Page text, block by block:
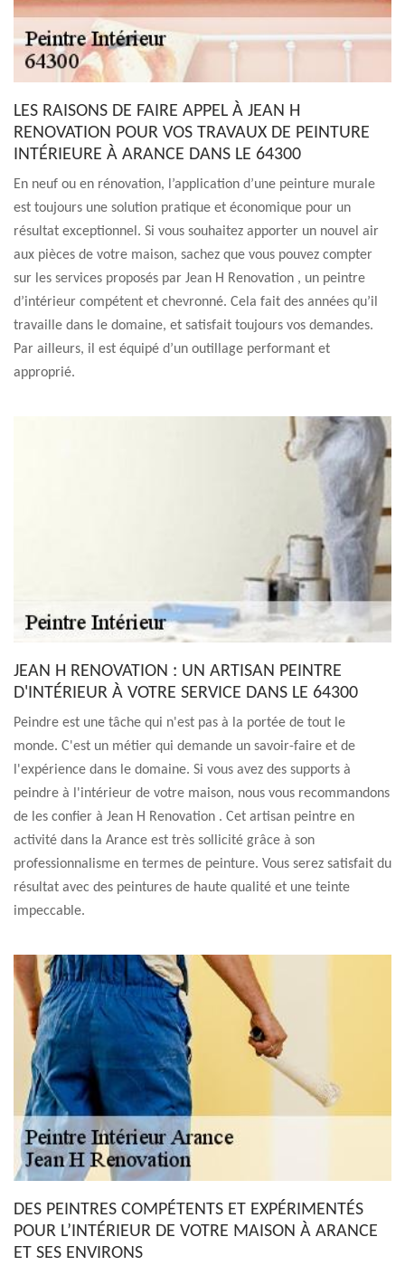
LES RAISONS DE FAIRE APPEL À JEAN H
RENOVATION POUR VOS TRAVAUX DE PEINTURE
INTÉRIEURE À ARANCE DANS LE 64300
En neuf ou en rénovation, l’application d’une peinture murale
est toujours une solution pratique et économique pour un
résultat exceptionnel. Si vous souhaitez apporter un nouvel air
aux pièces de votre maison, sachez que vous pouvez compter
sur les services proposés par Jean H Renovation , un peintre
d’intérieur compétent et chevronné. Cela fait des années qu’il
travaille dans le domaine, et satisfait toujours vos demandes.
Par ailleurs, il est équipé d’un outillage performant et
approprié.
JEAN H RENOVATION : UN ARTISAN PEINTRE
D'INTÉRIEUR À VOTRE SERVICE DANS LE 64300
Peindre est une tâche qui n'est pas à la portée de tout le
monde. C'est un métier qui demande un savoir-faire et de
l'expérience dans le domaine. Si vous avez des supports à
peindre à l'intérieur de votre maison, nous vous recommandons
de les confier à Jean H Renovation . Cet artisan peintre en
activité dans la Arance est très sollicité grâce à son
professionnalisme en termes de peinture. Vous serez satisfait du
résultat avec des peintures de haute qualité et une teinte
impeccable.
DES PEINTRES COMPÉTENTS ET EXPÉRIMENTÉS
POUR L’INTÉRIEUR DE VOTRE MAISON À ARANCE
ET SES ENVIRONS